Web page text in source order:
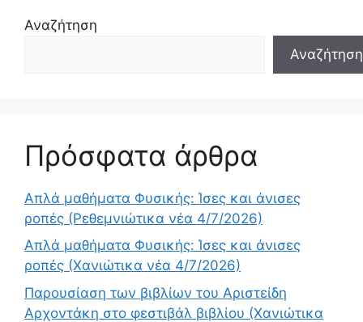
Αναζήτηση
Αναζήτηση
Πρόσφατα άρθρα
Απλά μαθήματα Φυσικής: Ίσες και άνισες
ροπές (Ρεθεμνιώτικα νέα 4/7/2026)
Απλά μαθήματα Φυσικής: Ίσες και άνισες
ροπές (Χανιώτικα νέα 4/7/2026)
Παρουσίαση των βιβλίων του Αριστείδη
Αρχοντάκη στο φεστιβάλ βιβλίου (Χανιώτικα